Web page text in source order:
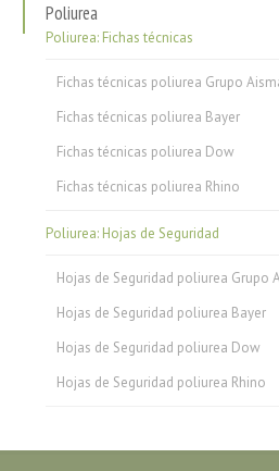
Poliurea
Poliurea: Fichas técnicas
Fichas técnicas poliurea Grupo
Fichas técnicas poliurea Bayer
Fichas técnicas poliurea Dow
Fichas técnicas poliurea Rhino
Poliurea: Hojas de Seguridad
Hojas de Seguridad poliurea Grupo
Hojas de Seguridad poliurea Bayer
Hojas de Seguridad poliurea Dow
Hojas de Seguridad poliurea Rhino